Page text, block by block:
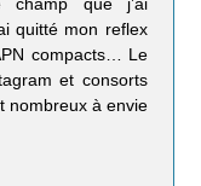
quitté mon reflex
compacts… Le
et consorts
nombreux à envie